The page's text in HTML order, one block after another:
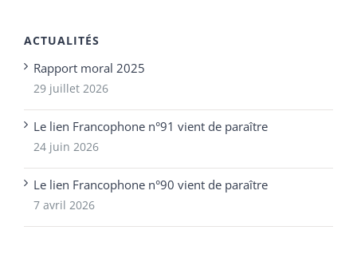
ACTUALITÉS
Rapport moral 2025
29 juillet 2026
Le lien Francophone n°91 vient de paraître
24 juin 2026
Le lien Francophone n°90 vient de paraître
7 avril 2026